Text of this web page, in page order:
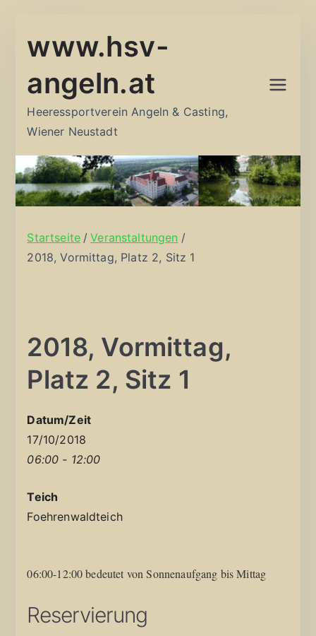
Inhalt
www.hsv-
angeln.at
Heeressportverein Angeln & Casting,
Wiener Neustadt
Startseite
Veranstaltungen
2018, Vormittag, Platz 2, Sitz 1
2018, Vormittag,
Platz 2, Sitz 1
Datum/Zeit
17/10/2018
06:00 - 12:00
Teich
Foehrenwaldteich
06:00-12:00 bedeutet von Sonnenaufgang bis Mittag
Reservierung